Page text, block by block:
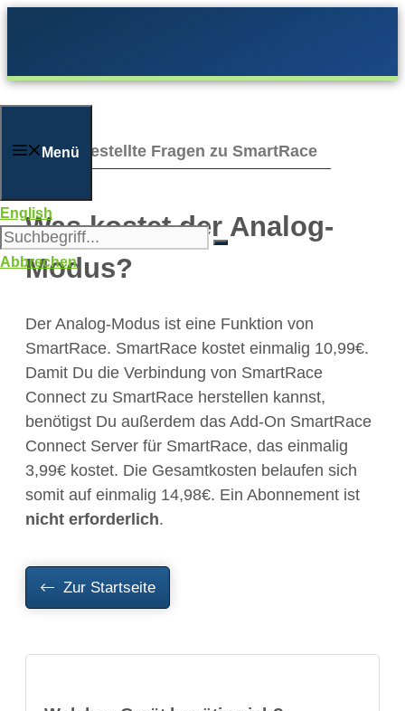
Menü
English
Abbrechen
Häufig gestellte Fragen zu SmartRace
Was kostet der Analog-
Modus?
Der Analog-Modus ist eine Funktion von
SmartRace. SmartRace kostet einmalig 10,99€.
Damit Du die Verbindung von SmartRace
Connect zu SmartRace herstellen kannst,
benötigst Du außerdem das Add-On SmartRace
Connect Server für SmartRace, das einmalig
3,99€ kostet. Die Gesamtkosten belaufen sich
somit auf einmalig 14,98€. Ein Abonnement ist
nicht erforderlich.
Zur Startseite